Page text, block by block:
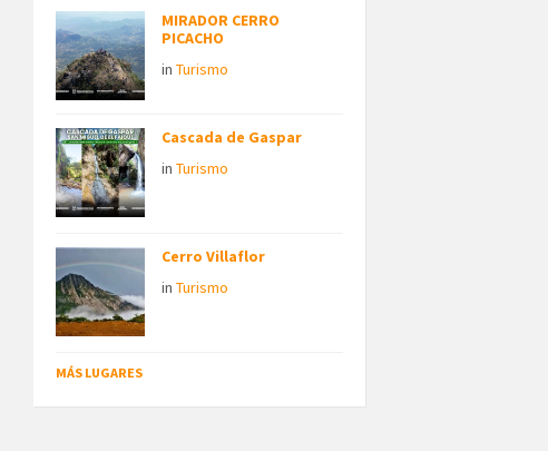
MIRADOR CERRO
PICACHO
in Turismo
Cascada de Gaspar
in Turismo
Cerro Villaflor
in Turismo
MÁS LUGARES